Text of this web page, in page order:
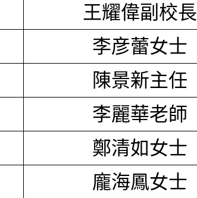
王耀偉副校長
李彦蕾女士
陳景新主任
李麗華老師
鄭清如女士
龐海鳳女士